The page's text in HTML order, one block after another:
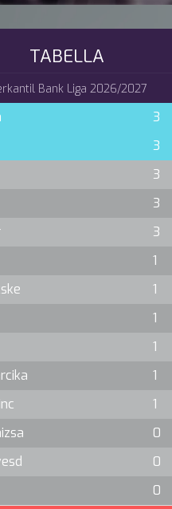
TABELLA
Bank Liga 2026/2027
3
3
3
3
3
1
1
1
1
1
1
0
0
0